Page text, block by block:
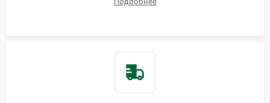
с помощью сжатого воздуха для предотвращения